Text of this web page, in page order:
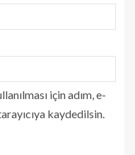
için adım, e-
kaydedilsin.